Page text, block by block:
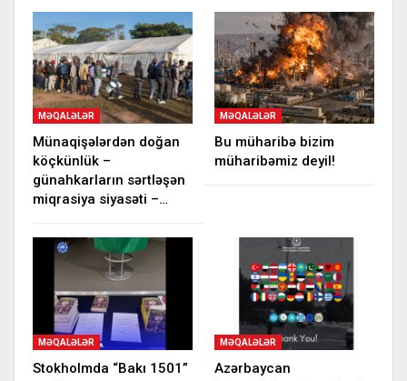
MƏQALƏLƏR
Münaqişələrdən doğan
köçkünlük –
günahkarların sərtləşən
miqrasiya siyasəti –…
MƏQALƏLƏR
Bu müharibə bizim
müharibəmiz deyil!
MƏQALƏLƏR
Stokholmda “Bakı 1501”
MƏQALƏLƏR
Azərbaycan